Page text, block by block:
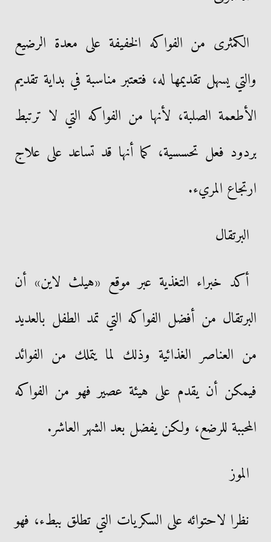
الكمثرى من الفواكه الخفيفة على معدة الرضيع
والتي يسهل تقديمها له، فتعتبر مناسبة في بداية تقديم
الأطعمة الصلبة، لأنها من الفواكه التي لا ترتبط
بردود فعل تحسسية، كما أنها قد تساعد على علاج
ارتجاع المريء.
البرتقال
أكد خبراء التغذية عبر موقع «هيلث لاين» أن
البرتقال من أفضل الفواكه التي تمد الطفل بالعديد
من العناصر الغذائية وذلك لما يتملك من الفوائد
فيمكن أن يقدم على هيئة عصير فهو من الفواكه
المحببة للرضع، ولكن يفضل بعد الشهر العاشر.
الموز
نظرا لاحتوائه على السكريات التي تطلق ببطء، فهو